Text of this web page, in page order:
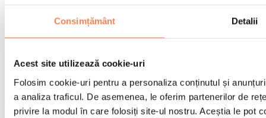
Consimțământ Detalii
Acest site utilizează cookie-uri
Folosim cookie-uri pentru a personaliza conținutul și
a analiza traficul. De asemenea, le oferim partenerilor de
privire la modul în care folosiți site-ul nostru. Aceștia le pot
Ajutoare pentru reabilitare
Pistoale de masaj
Genți și accesorii pentru alimente
Genți pentru sala de sport
Rucsacuri